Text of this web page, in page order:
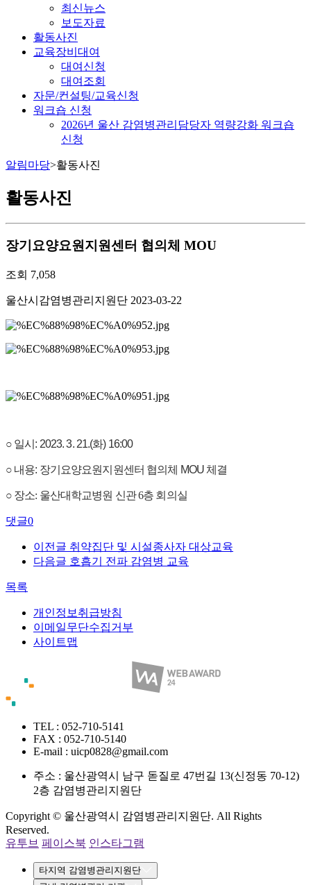
최신뉴스
보도자료
활동사진
교육장비대여
대여신청
대여조회
자문/컨설팅/교육신청
워크숍 신청
2026년 울산 감염병관리담당자 역량강화 워크숍
신청
알림마당>활동사진
활동사진
장기요양요원지원센터 협의체 MOU
조회 7,058
울산시감염병관리지원단 2023-03-22
○ 일시: 2023. 3. 21.(화) 16:00
○ 내용: 장기요양요원지원센터 협의체 MOU 체결
○ 장소: 울산대학교병원 신관 6층 회의실
댓글0
이전글 취약집단 및 시설종사자 대상교육
다음글 호흡기 전파 감염병 교육
목록
개인정보취급방침
이메일무단수집거부
사이트맵
TEL : 052-710-5141
FAX : 052-710-5140
E-mail : uicp0828@gmail.com
주소 : 울산광역시 남구 돋질로 47번길 13(신정동 70-12)
2층 감염병관리지원단
Copyright © 울산광역시 감염병관리지원단. All Rights
Reserved.
유투브 페이스북 인스타그램
타지역 감염병관리지원단